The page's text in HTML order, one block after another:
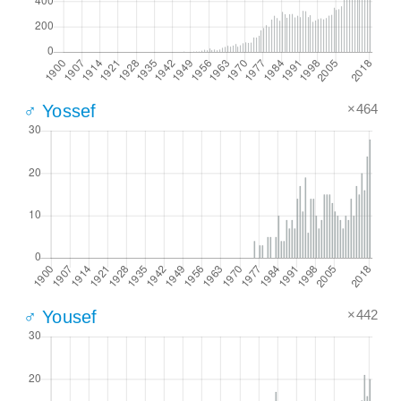
♂ Yossef ×464
♂ Yousef ×442